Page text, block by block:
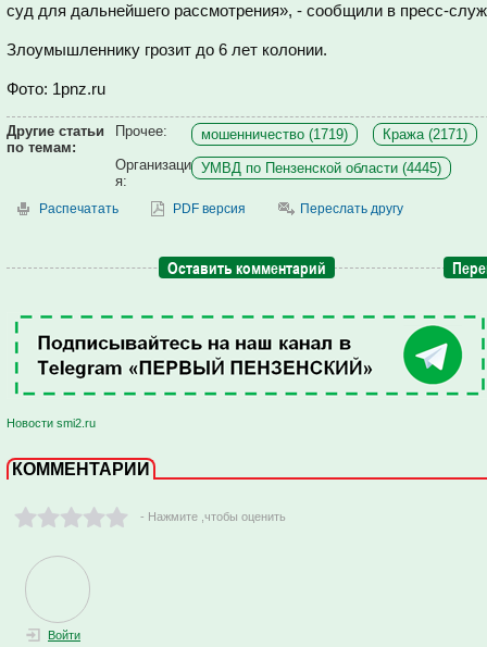
суд для дальнейшего рассмотрения», - сообщили в пресс-
Злоумышленнику грозит до 6 лет колонии.
Фото: 1pnz.ru
Другие статьи
по темам:
Прочее: мошенничество (1719)
Кража (2171)
Организаци
я:
УМВД по Пензенской области (4445)
Распечатать PDF версия Переслать другу
Оставить комментарий
Новости smi2.ru
КОММЕНТАРИИ
- Нажмите ,чтобы оценить
Войти